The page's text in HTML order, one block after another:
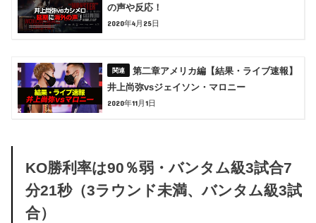
の声や反応！
2020年4月25日
第二章アメリカ編【結果・ライブ速報】
井上尚弥vsジェイソン・マロニー
2020年11月1日
KO勝利率は90％弱・バンタム級3試合7
分21秒（3ラウンド未満、バンタム級3試
合）